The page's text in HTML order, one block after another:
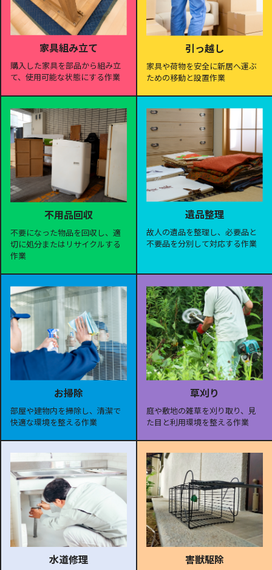
家具組み立て
購入した家具を部品から組み立
て、使用可能な状態にする作業
引っ越し
家具や荷物を安全に新居へ運ぶ
ための移動と設置作業
不用品回収
不要になった物品を回収し、適
切に処分またはリサイクルする
作業
遺品整理
故人の遺品を整理し、必要品と
不要品を分別して対応する作業
お掃除
部屋や建物内を掃除し、清潔で
快適な環境を整える作業
草刈り
庭や敷地の雑草を刈り取り、見
た目と利用環境を整える作業
水道修理 害獣駆除